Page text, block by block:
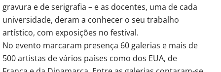
gravura e de serigrafia – e as docentes, uma de cada
universidade, deram a conhecer o seu trabalho
artístico, com exposições no festival.
No evento marcaram presença 60 galerias e mais de
500 artistas de vários países como dos EUA, de